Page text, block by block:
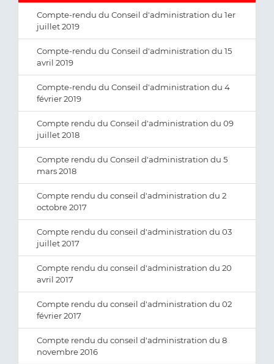
Compte-rendu du Conseil d'administration du 1er
juillet 2019
Compte-rendu du Conseil d'administration du 15
avril 2019
Compte-rendu du Conseil d'administration du 4
février 2019
Compte rendu du Conseil d'administration du 09
juillet 2018
Compte rendu du Conseil d'administration du 5
mars 2018
Compte rendu du conseil d'administration du 2
octobre 2017
Compte rendu du conseil d'administration du 03
juillet 2017
Compte rendu du conseil d'administration du 20
avril 2017
Compte rendu du conseil d'administration du 02
février 2017
Compte rendu du conseil d'administration du 8
novembre 2016